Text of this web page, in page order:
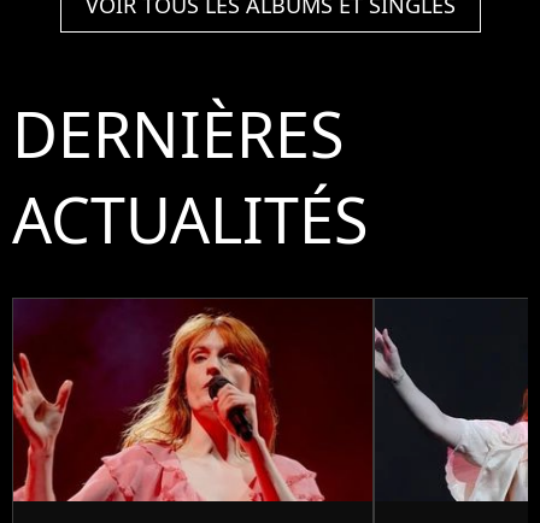
Garden)
DERNIÈRES
ACTUALITÉS